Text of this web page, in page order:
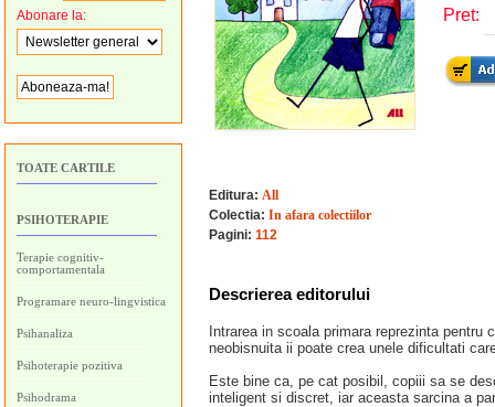
Abonare la:
TOATE CARTILE
PSIHOTERAPIE
Terapie cognitiv-
comportamentala
Programare neuro-lingvistica
Psihanaliza
Psihoterapie pozitiva
Psihodrama
Pret:
Editura: All
Colectia: In afara colectiilor
Pagini: 112
Descrierea editorului
Intrarea in scoala primara reprezinta
neobisnuita ii poate crea unele dificultati
Este bine ca, pe cat posibil, copiii sa se
inteligent si discret, iar aceasta sarcina a